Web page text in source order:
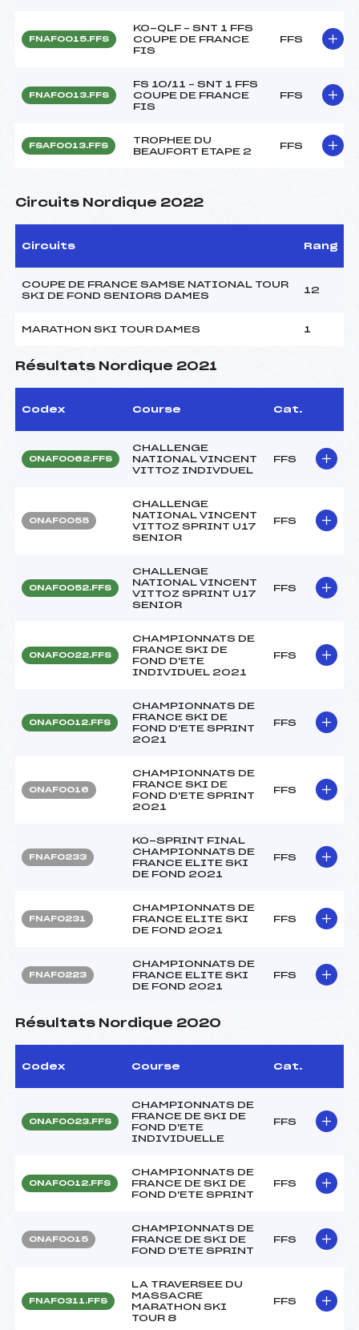
FNAF0015.FFS
KO-QLF – SNT 1 FFS
COUPE DE FRANCE
FIS
FFS
FNAF0013.FFS
FS 10/11 – SNT 1 FFS
COUPE DE FRANCE
FIS
FFS
FSAF0013.FFS
TROPHEE DU
BEAUFORT ETAPE 2
FFS
Circuits Nordique 2022
Circuits Rang
COUPE DE FRANCE SAMSE NATIONAL TOUR
SKI DE FOND SENIORS DAMES
12
MARATHON SKI TOUR DAMES 1
Résultats Nordique 2021
Codex Course Cat.
ONAF0062.FFS
CHALLENGE
NATIONAL VINCENT
VITTOZ INDIVDUEL
FFS
ONAF0055
CHALLENGE
NATIONAL VINCENT
VITTOZ SPRINT U17
SENIOR
FFS
ONAF0052.FFS
CHALLENGE
NATIONAL VINCENT
VITTOZ SPRINT U17
SENIOR
FFS
ONAF0022.FFS
CHAMPIONNATS DE
FRANCE SKI DE
FOND D'ETE
INDIVIDUEL 2021
FFS
ONAF0012.FFS
CHAMPIONNATS DE
FRANCE SKI DE
FOND D'ETE SPRINT
2021
FFS
ONAF0016
CHAMPIONNATS DE
FRANCE SKI DE
FOND D'ETE SPRINT
2021
FFS
FNAF0233
KO-SPRINT FINAL
CHAMPIONNATS DE
FRANCE ELITE SKI
DE FOND 2021
FFS
FNAF0231
CHAMPIONNATS DE
FRANCE ELITE SKI
DE FOND 2021
FFS
FNAF0223
CHAMPIONNATS DE
FRANCE ELITE SKI
DE FOND 2021
FFS
Résultats Nordique 2020
Codex Course Cat.
ONAF0023.FFS
CHAMPIONNATS DE
FRANCE DE SKI DE
FOND D'ETE
INDIVIDUELLE
FFS
ONAF0012.FFS
CHAMPIONNATS DE
FRANCE DE SKI DE
FOND D'ETE SPRINT
FFS
ONAF0015
CHAMPIONNATS DE
FRANCE DE SKI DE
FOND D'ETE SPRINT
FFS
FNAF0311.FFS
LA TRAVERSEE DU
MASSACRE
MARATHON SKI
TOUR 8
FFS